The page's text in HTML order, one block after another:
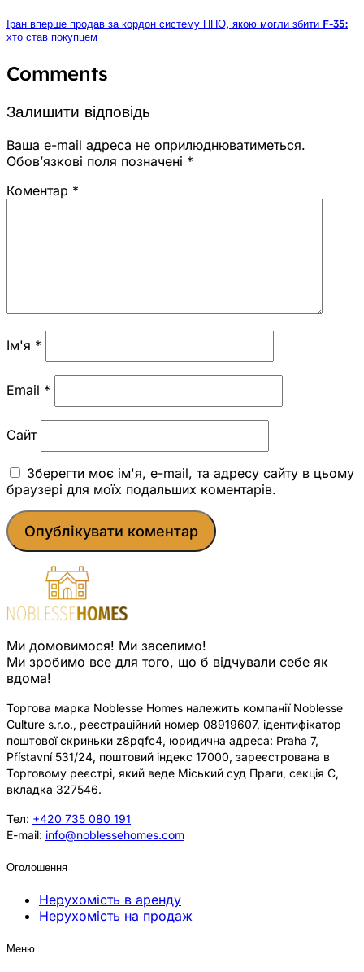
Іран вперше продав за кордон систему ППО, якою могли збити F-35:
хто став покупцем
Comments
Залишити відповідь
Ваша e-mail адреса не оприлюднюватиметься.
Обов’язкові поля позначені *
Коментар *
Ім'я *
Email *
Сайт
Зберегти моє ім'я, e-mail, та адресу сайту в цьому
браузері для моїх подальших коментарів.
Ми домовимося! Ми заселимо!
Ми зробимо все для того, що б відчували себе як
вдома!
Торгова марка Noblesse Homes належить компанії Noblesse
Culture s.r.o., реєстраційний номер 08919607, ідентифікатор
поштової скриньки z8pqfc4, юридична адреса: Praha 7,
Přístavní 531/24, поштовий індекс 17000, зареєстрована в
Торговому реєстрі, який веде Міський суд Праги, секція C,
вкладка 327546.
Тел: +420 735 080 191
E-mail: info@noblessehomes.com
Оголошення
Нерухомість в аренду
Нерухомість на продаж
Меню